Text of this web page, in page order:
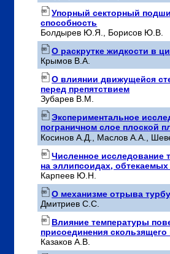
Упорный секторный
способность
Болдырев Ю.Я., Борисов Ю.В.
О раскрутке жидкости в
Крымов В.А.
О влиянии движущейся
перед препятствием
Зубарев В.М.
Экспериментальное
пограничном слое плоской
Косинов А.Д., Маслов А.А.,
Численное исследование
на эллипсоидах,
Карпеев Ю.Н.
О механизме отрыва
Дмитриев С.С.
Влияние температуры
присоединения
Казаков А.В.